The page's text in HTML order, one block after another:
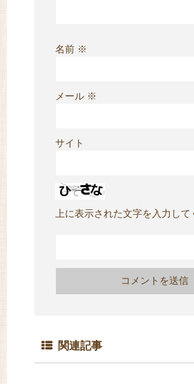
名前 ※
メール ※
サイト
上に表示された文字を入力して
関連記事